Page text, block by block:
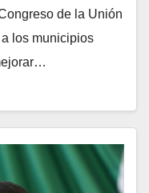
de la Unión
los municipios